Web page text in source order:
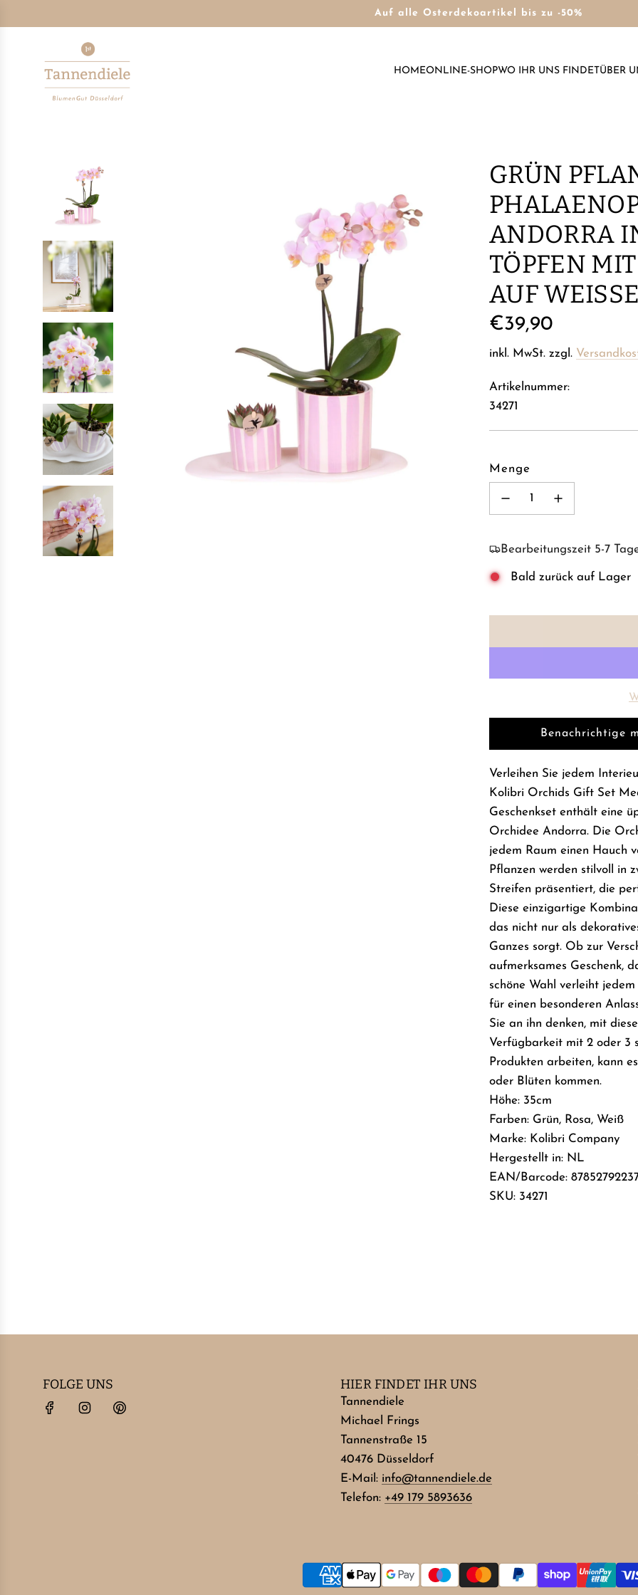
Auf alle Osterdekoartikel bis zu -50%
HOMEONLINE-SHOPWO IHR UNS FINDETÜBER
GRÜN
ANDORRA
TÖPFEN
AUF
Regulärer
Preis
€39,90
inkl. MwSt. zzgl.
Artikelnummer:
34271
Menge
Bearbeitungszeit 5-7
Bald zurück auf Lager
Benachrichtige
Verleihen Sie jedem
Kolibri Orchids Gift Set
Geschenkset enthält eine
Orchidee Andorra. Die
jedem Raum einen Hauch
Pflanzen werden stilvoll in
Streifen präsentiert, die
Diese einzigartige
das nicht nur als
Ganzes sorgt. Ob zur
aufmerksames Geschenk,
schöne Wahl verleiht
für einen besonderen
Sie an ihn denken, mit
Verfügbarkeit mit 2 oder 3
Produkten arbeiten, kann
oder Blüten kommen.
Höhe: 35cm
Farben: Grün, Rosa, Weiß
Marke: Kolibri Company
Hergestellt in: NL
EAN/Barcode:
SKU: 34271
FOLGE UNS HIER FINDET IHR UNS
Tannendiele
Michael Frings
Tannenstraße 15
40476 Düsseldorf
E-Mail: info@tannendiele.de
Telefon: +49 179 5893636